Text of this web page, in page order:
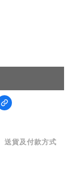
送貨及付款方式